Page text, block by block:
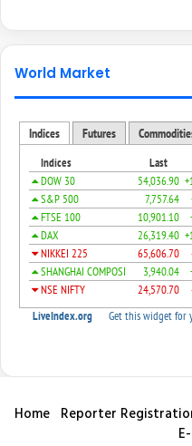
World Market
Home Reporter